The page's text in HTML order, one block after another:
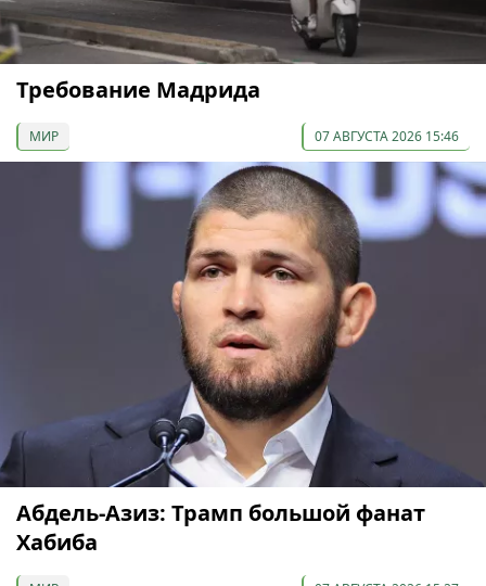
Требование Мадрида
МИР 07 АВГУСТА 2026 15:46
Абдель-Азиз: Трамп большой фанат
Хабиба